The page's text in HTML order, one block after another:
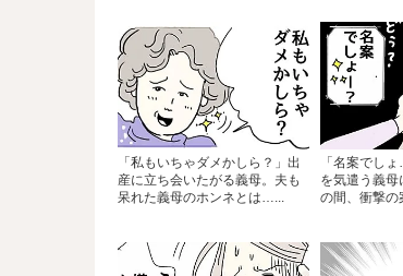
「私もいちゃダメかしら？」出
産に立ち会いたがる義母。夫も
呆れた義母のホンネとは…...
「名案でし
を気遣う義母
の間、衝撃の